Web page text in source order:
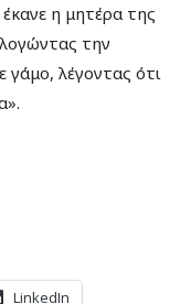
η μητέρα της
την
λέγοντας ότι
LinkedIn